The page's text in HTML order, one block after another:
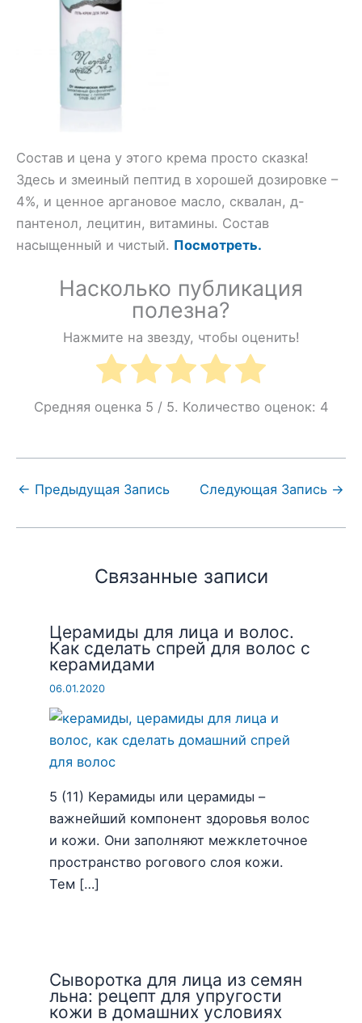
Состав и цена у этого крема просто сказка!
Здесь и змеиный пептид в хорошей дозировке –
4%, и ценное аргановое масло, сквалан, д-
пантенол, лецитин, витамины. Состав
насыщенный и чистый. Посмотреть.
Насколько публикация
полезна?
Нажмите на звезду, чтобы оценить!
Средняя оценка 5 / 5. Количество оценок: 4
← Предыдущая Запись Следующая Запись →
Связанные записи
Церамиды для лица и волос.
Как сделать спрей для волос с
керамидами
06.01.2020
5 (11) Керамиды или церамиды –
важнейший компонент здоровья волос
и кожи. Они заполняют межклеточное
пространство рогового слоя кожи.
Тем […]
Сыворотка для лица из семян
льна: рецепт для упругости
кожи в домашних условиях